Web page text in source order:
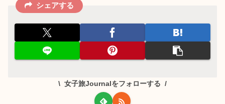
シェアする
女子旅Journalをフォローする